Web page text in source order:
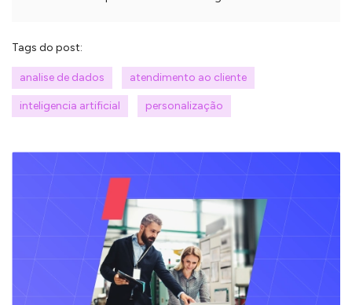
Tags do post:
analise de dados atendimento ao cliente
inteligencia artificial personalização